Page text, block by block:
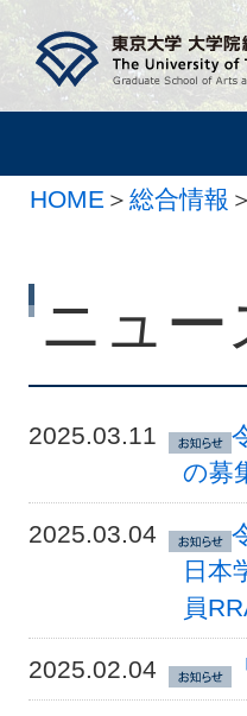
HOME ＞ 総合情報 ＞
ニュー
2025.03.11
の募
2025.03.04
日本
員
2025.02.04